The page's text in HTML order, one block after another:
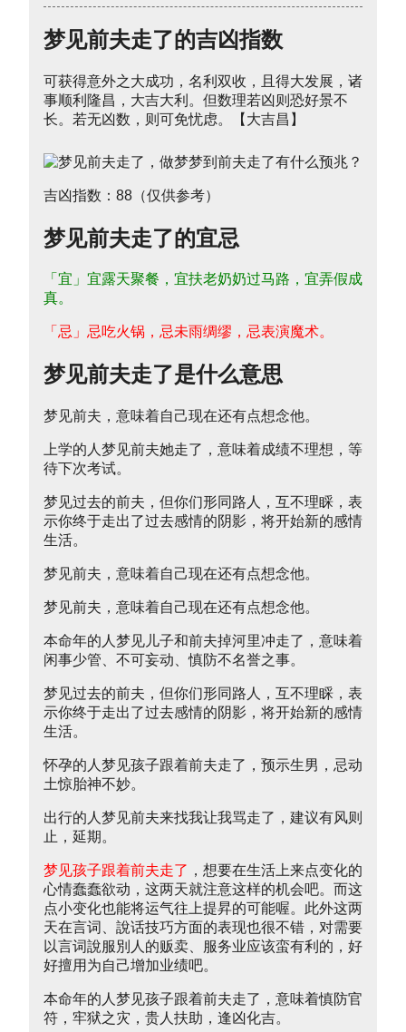
梦见前夫走了的吉凶指数
可获得意外之大成功，名利双收，且得大发展，诸
事顺利隆昌，大吉大利。但数理若凶则恐好景不
长。若无凶数，则可免忧虑。【大吉昌】
吉凶指数：88（仅供参考）
梦见前夫走了的宜忌
「宜」宜露天聚餐，宜扶老奶奶过马路，宜弄假成
真。
「忌」忌吃火锅，忌未雨绸缪，忌表演魔术。
梦见前夫走了是什么意思
梦见前夫，意味着自己现在还有点想念他。
上学的人梦见前夫她走了，意味着成绩不理想，等
待下次考试。
梦见过去的前夫，但你们形同路人，互不理睬，表
示你终于走出了过去感情的阴影，将开始新的感情
生活。
梦见前夫，意味着自己现在还有点想念他。
梦见前夫，意味着自己现在还有点想念他。
本命年的人梦见儿子和前夫掉河里冲走了，意味着
闲事少管、不可妄动、慎防不名誉之事。
梦见过去的前夫，但你们形同路人，互不理睬，表
示你终于走出了过去感情的阴影，将开始新的感情
生活。
怀孕的人梦见孩子跟着前夫走了，预示生男，忌动
土惊胎神不妙。
出行的人梦见前夫来找我让我骂走了，建议有风则
止，延期。
梦见孩子跟着前夫走了 ，想要在生活上来点变化的
心情蠢蠢欲动，这两天就注意这样的机会吧。而这
点小变化也能将运气往上提昇的可能喔。此外这两
天在言词、說话技巧方面的表现也很不错，对需要
以言词說服別人的贩卖、服务业应该蛮有利的，好
好擅用为自己增加业绩吧。
本命年的人梦见孩子跟着前夫走了，意味着慎防官
符，牢狱之灾，贵人扶助，逢凶化吉。